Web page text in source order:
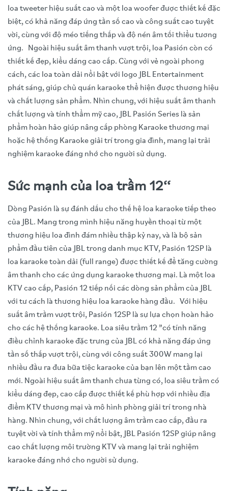
loa tweeter hiệu suất cao và một loa woofer được thiết kế đặc
biệt, có khả năng đáp ứng tần số cao và công suất cao tuyệt
vời, cùng với độ méo tiếng thấp và độ nén âm tối thiểu tương
ứng. Ngoài hiệu suất âm thanh vượt trội, loa Pasión còn có
thiết kế đẹp, kiểu dáng cao cấp. Cùng với vẻ ngoài phong
cách, các loa toàn dải nổi bật với logo JBL Entertainment
phát sáng, giúp chủ quán karaoke thể hiện được thương hiệu
và chất lượng sản phẩm. Nhìn chung, với hiệu suất âm thanh
chất lượng và tính thẩm mỹ cao, JBL Pasión Series là sản
phẩm hoàn hảo giúp nâng cấp phòng Karaoke thương mại
hoặc hệ thống Karaoke giải trí trong gia đình, mang lại trải
nghiệm karaoke đáng nhớ cho người sử dụng.
Sức mạnh của loa trầm 12‘‘
Dòng Pasión là sự đánh dấu cho thế hệ loa karaoke tiếp theo
của JBL. Mang trong mình hiệu năng huyền thoại từ một
thương hiệu loa đình đám nhiều thập kỷ nay, và là bộ sản
phẩm đầu tiên của JBL trong danh mục KTV, Pasión 12SP là
loa karaoke toàn dải (full range) được thiết kế để tăng cường
âm thanh cho các ứng dụng karaoke thương mại. Là một loa
KTV cao cấp, Pasión 12 tiếp nối các dòng sản phẩm của JBL
với tư cách là thương hiệu loa karaoke hàng đầu. Với hiệu
suất âm trầm vượt trội, Pasión 12SP là sự lựa chọn hoàn hảo
cho các hệ thống karaoke. Loa siêu trầm 12 ”có tính năng
điều chỉnh karaoke đặc trưng của JBL có khả năng đáp ứng
tần số thấp vượt trội, cùng với công suất 300W mang lại
nhiều đầu ra đưa bữa tiệc karaoke của bạn lên một tầm cao
mới. Ngoài hiệu suất âm thanh chưa từng có, loa siêu trầm có
kiểu dáng đẹp, cao cấp được thiết kế phù hợp với nhiều địa
điểm KTV thương mại và mô hình phòng giải trí trong nhà
hàng. Nhìn chung, với chất lượng âm trầm cao cấp, đầu ra
tuyệt vời và tính thẩm mỹ nổi bật, JBL Pasión 12SP giúp nâng
cao chất lượng môi trường KTV và mang lại trải nghiệm
karaoke đáng nhớ cho người sử dụng.